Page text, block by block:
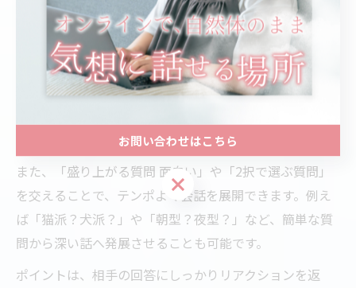
会話が広がる面白い話題の作り方
会話が広がる面白い話題を作るには、相手の興味や日常
に寄り添った質問を心がけることが重要です。例えば
「最近見た映画やドラマ」「行ってみたい場所」「おす
自然に会話が続きます。
また、「盛り上がる質問 面白い」や「2択で選ぶ質問」
を交えることで、テンポよく会話を展開できます。例え
ば「猫派？犬派？」や「朝型？夜型？」など、簡単な質
問から深い話へ発展させることも可能です。
ポイントは、相手の回答にしっかりリアクションを返
お問い合わせはこちら
お問い合わせはこちら